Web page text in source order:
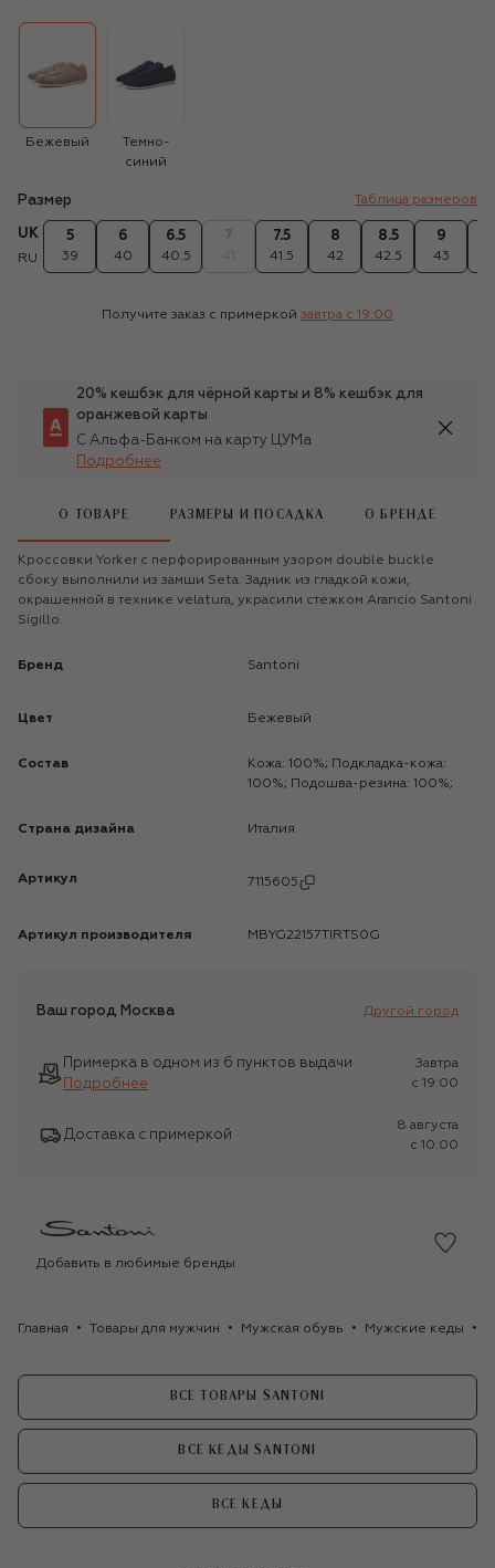
Бежевый
Темно-
синий
Размер Таблица размеров
UK
RU
5
39
6
40
6.5
40.5
7.5
41.5
8
42
8.5
42.5
9
43
Получите заказ с примеркой завтра c 19:00
20% кешбэк для чёрной карты и 8% кешбэк для
оранжевой карты
С Альфа-Банком на карту ЦУМа
Подробнее
О ТОВАРЕ РАЗМЕРЫ И ПОСАДКА О БРЕНДЕ
Кроссовки Yorker с перфорированным узором double buckle
сбоку выполнили из замши Seta. Задник из гладкой кожи,
окрашенной в технике velatura, украсили стежком Arancio Santoni
Sigillo.
Бренд Santoni
Цвет Бежевый
Состав
Кожа: 100%; Подкладка-кожа:
100%; Подошва-резина: 100%;
Страна дизайна Италия
Артикул 7115605
Артикул производителя MBYG22157TIRTS0G
Ваш город Москва Другой город
Примерка в одном из 6 пунктов выдачи
Подробнее
Завтра
c 19:00
Доставка с примеркой
8 августа
c 10:00
Добавить в любимые бренды
Главная Товары для мужчин Мужская обувь Мужские кеды
ВСЕ ТОВАРЫ SANTONI
ВСЕ КЕДЫ SANTONI
ВСЕ КЕДЫ